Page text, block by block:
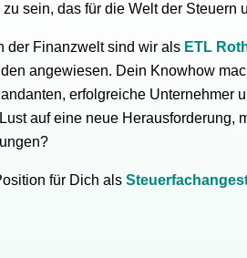
sein, das für die Welt der Steuern
der Finanzwelt sind wir als ETL
angewiesen. Dein Knowhow
erfolgreiche Unternehmer
auf eine neue Herausforderung,
für Dich als